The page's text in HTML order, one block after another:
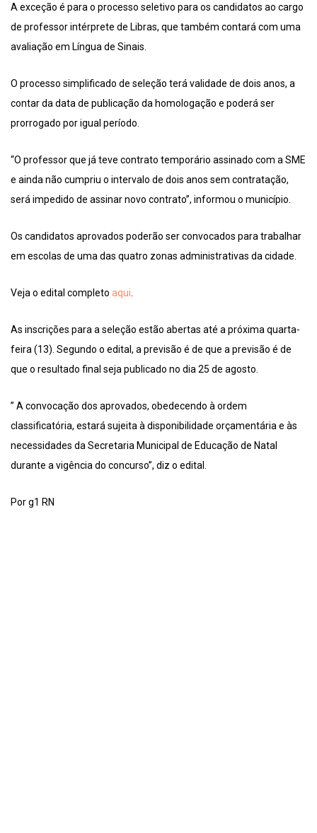
A exceção é para o processo seletivo para os candidatos ao cargo
de professor intérprete de Libras, que também contará com uma
avaliação em Língua de Sinais.
O processo simplificado de seleção terá validade de dois anos, a
contar da data de publicação da homologação e poderá ser
prorrogado por igual período.
“O professor que já teve contrato temporário assinado com a SME
e ainda não cumpriu o intervalo de dois anos sem contratação,
será impedido de assinar novo contrato”, informou o município.
Os candidatos aprovados poderão ser convocados para trabalhar
em escolas de uma das quatro zonas administrativas da cidade.
Veja o edital completo aqui
As inscrições para a seleção estão abertas até a próxima quarta-
feira (13). Segundo o edital, a previsão é de que a previsão é de
que o resultado final seja publicado no dia 25 de agosto.
” A convocação dos aprovados, obedecendo à ordem
classificatória, estará sujeita à disponibilidade orçamentária e às
necessidades da Secretaria Municipal de Educação de Natal
durante a vigência do concurso”, diz o edital.
Por g1 RN